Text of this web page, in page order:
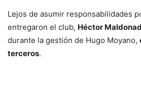
Lejos de asumir responsabilidades
entregaron el club, Héctor
durante la gestión de Hugo Moyano,
terceros.